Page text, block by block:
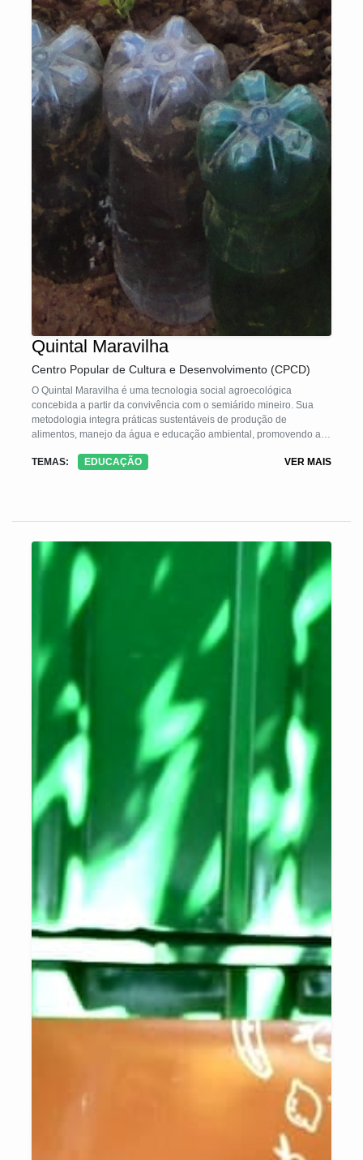
Quintal Maravilha
Centro Popular de Cultura e Desenvolvimento (CPCD)
O Quintal Maravilha é uma tecnologia social agroecológica
concebida a partir da convivência com o semiárido mineiro. Sua
metodologia integra práticas sustentáveis de produção de
alimentos, manejo da água e educação ambiental, promovendo a
comunitário. A experiência bem-sucedida no semiárido mineiro
socioeconômicas.
TEMAS: EDUCAÇÃO VER MAIS